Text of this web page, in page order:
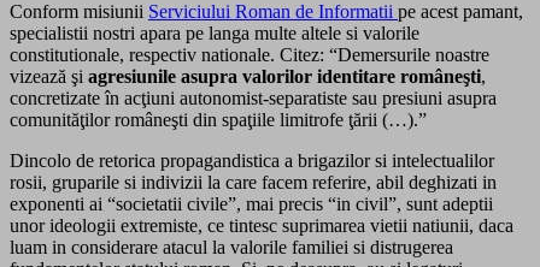
Conform misiunii Serviciului Roman de Informatii pe acest pamant,
specialistii nostri apara pe langa multe altele si valorile
constitutionale, respectiv nationale. Citez: “Demersurile noastre
vizează şi agresiunile asupra valorilor identitare româneşti,
concretizate în acţiuni autonomist-separatiste sau presiuni asupra
comunităţilor româneşti din spaţiile limitrofe ţării (…).”
Dincolo de retorica propagandistica a brigazilor si intelectualilor
rosii, gruparile si indivizii la care facem referire, abil deghizati in
exponenti ai “societatii civile”, mai precis “in civil”, sunt adeptii
unor ideologii extremiste, ce tintesc suprimarea vietii natiunii, daca
luam in considerare atacul la valorile familiei si distrugerea